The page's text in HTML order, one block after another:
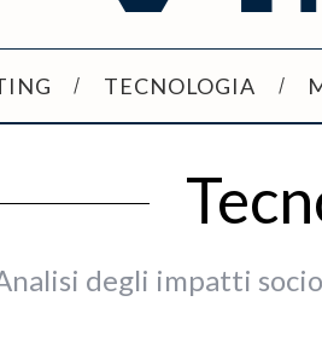
TECNOLOGIA
degli impatti